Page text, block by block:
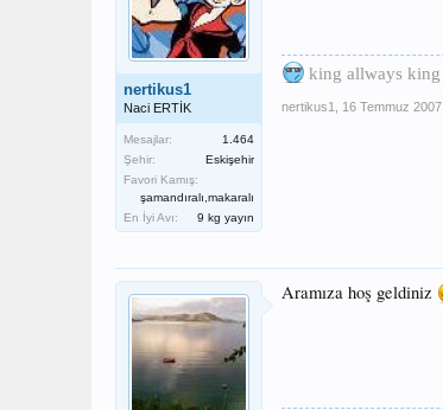
nertikus1
Naci ERTİK
Mesajlar:
1.464
Şehir:
Eskişehir
Favori Kamış:
şamandıralı,makaralı
En İyi Avı:
9 kg yayın
king allways king
nertikus1 16 Temmuz 2007
Aramıza hoş geldiniz